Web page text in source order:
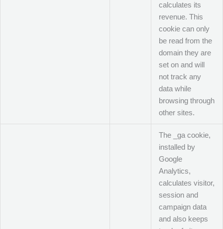
calculates its
revenue. This
cookie can only
be read from the
domain they are
set on and will
not track any
data while
browsing through
other sites.
The _ga cookie,
installed by
Google
Analytics,
calculates visitor,
session and
campaign data
and also keeps